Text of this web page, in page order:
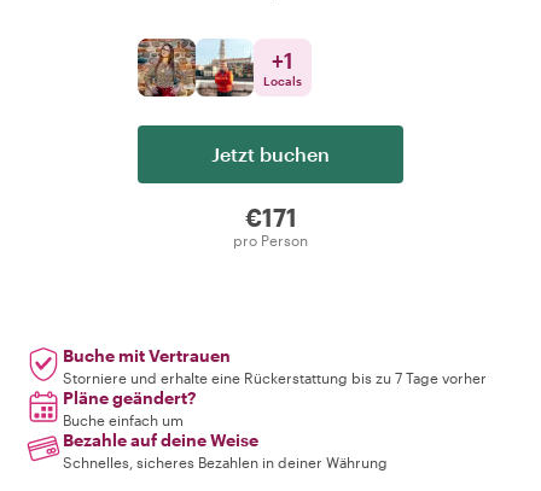
Jetzt buchen
€171
pro Person
+1
Locals
Buche mit Vertrauen
Storniere und erhalte eine Rückerstattung bis zu 7 Tage vorher
Pläne geändert?
Buche einfach um
Bezahle auf deine Weise
Schnelles, sicheres Bezahlen in deiner Währung